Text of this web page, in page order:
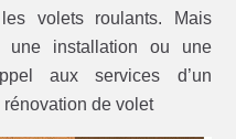
volets roulants. Mais
installation ou une
aux services d’un
de volet